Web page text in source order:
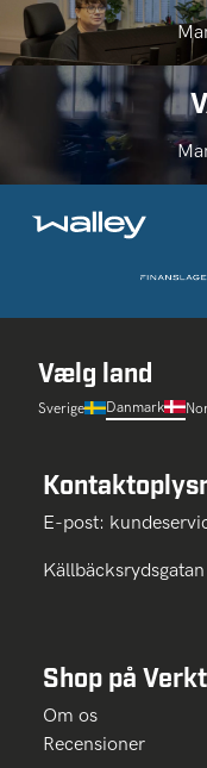
Vælg land
Sverige Danmark
E-post:
Shop på
Om os
Recensioner